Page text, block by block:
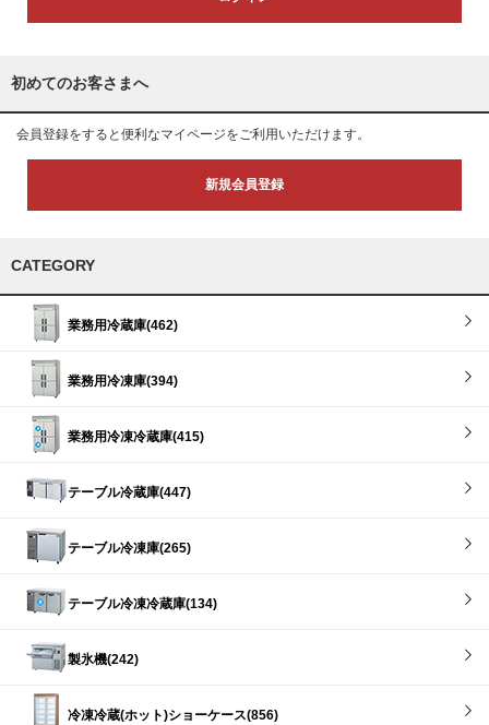
初めてのお客さまへ
会員登録をすると便利なマイページをご利用いただけます。
新規会員登録
CATEGORY
業務用冷蔵庫(462)
業務用冷凍庫(394)
業務用冷凍冷蔵庫(415)
テーブル冷蔵庫(447)
テーブル冷凍庫(265)
テーブル冷凍冷蔵庫(134)
製氷機(242)
冷凍冷蔵(ホット)ショーケース(856)